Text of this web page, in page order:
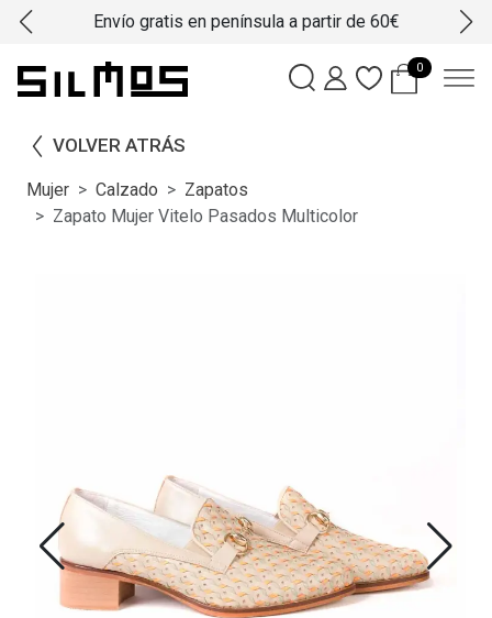
Envío gratis en península a partir de 60€
0
VOLVER ATRÁS
Mujer Calzado
Zapatos
Zapato Mujer Vitelo Pasados Multicolor